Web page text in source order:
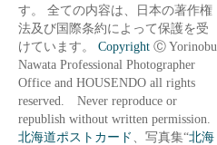
す。 全ての内容は、日本の著作権
法及び国際条約によって保護を受
けています。 Copyright Ⓒ Yorinobu
Nawata Professional Photographer
Office and HOUSENDO all rights
reserved. Never reproduce or
republish without written permission.
北海道ポストカード
、写真集“北海